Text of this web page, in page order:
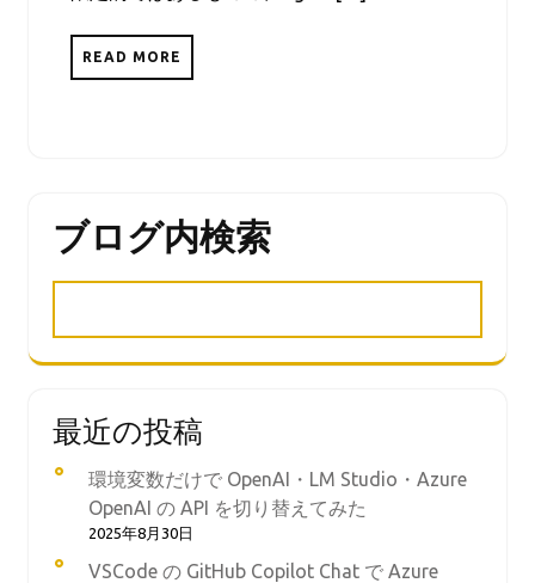
READ MORE
ブログ内検索
最近の投稿
環境変数だけで OpenAI・LM Studio・Azure
OpenAI の API を切り替えてみた
2025年8月30日
VSCode の GitHub Copilot Chat で Azure